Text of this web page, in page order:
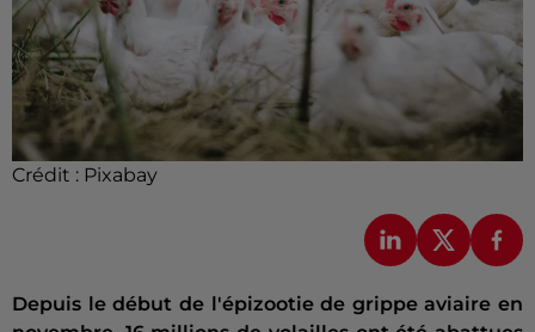
Crédit : Pixabay
Depuis le début de l'épizootie de grippe aviaire en